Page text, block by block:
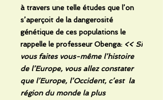
à travers une telle études que l’on
s’aperçoit de la dangerosité
génétique de ces populations le
rappelle le professeur Obenga: << Si
vous faites vous-même l’histoire
de l’Europe, vous allez constater
que l’Europe, l’Occident, c’est la
région du monde la plus